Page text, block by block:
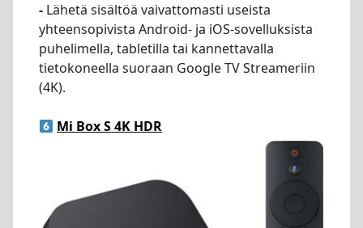
- Lähetä sisältöä vaivattomasti useista
yhteensopivista Android- ja iOS-sovelluksista
puhelimella, tabletilla tai kannettavalla
tietokoneella suoraan Google TV Streameriin
(4K).
Mi Box S4K HDR